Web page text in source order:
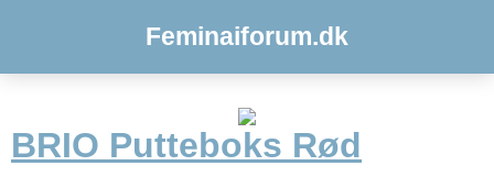
Feminaiforum.dk
BRIO Putteboks Rød